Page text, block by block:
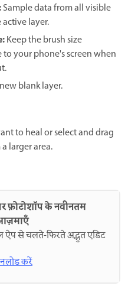
:Sample data from all visible
layer.
:Keep the brush size
your phone's screen when
blank layer.
to heal or select and drag
larger area.
फ़ोटोशॉप के नवीनतम
ऐप से चलते-फिरते अद्भुत एडिट
करें